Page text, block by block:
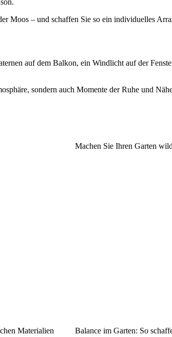
– und schaffen Sie so ein individuelles
auf dem Balkon, ein Windlicht auf der
sondern auch Momente der Ruhe und
Machen Sie Ihren Garten
Materialien Balance im Garten: So